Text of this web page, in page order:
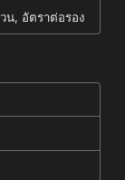
น, อัตราต่อรอง